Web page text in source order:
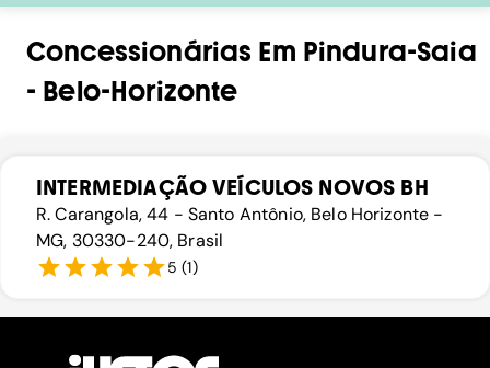
Concessionárias Em Pindura-Saia
- Belo-Horizonte
INTERMEDIAÇÃO VEÍCULOS NOVOS BH
R. Carangola, 44 - Santo Antônio, Belo Horizonte -
MG, 30330-240, Brasil
5 (1)